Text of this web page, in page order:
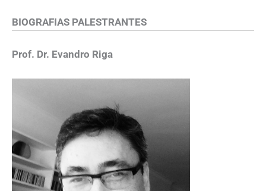
BIOGRAFIAS PALESTRANTES
Prof. Dr. Evandro Riga